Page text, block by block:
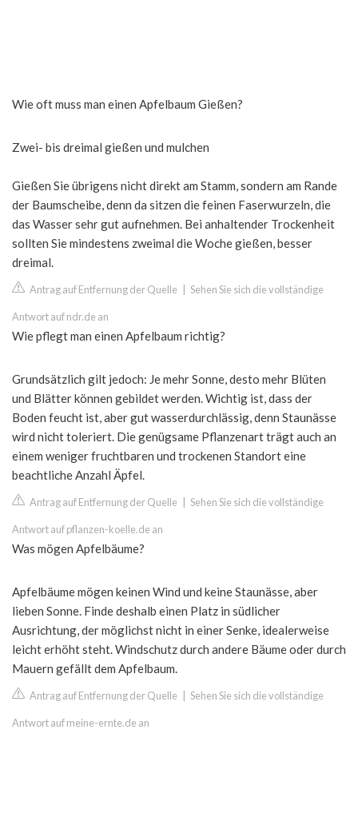
Wie oft muss man einen Apfelbaum Gießen?
Zwei- bis dreimal gießen und mulchen
Gießen Sie übrigens nicht direkt am Stamm, sondern am Rande
der Baumscheibe, denn da sitzen die feinen Faserwurzeln, die
das Wasser sehr gut aufnehmen. Bei anhaltender Trockenheit
sollten Sie mindestens zweimal die Woche gießen, besser
dreimal.
Antrag auf Entfernung der Quelle Sehen Sie sich die vollständige
Antwort auf ndr.de an
Wie pflegt man einen Apfelbaum richtig?
Grundsätzlich gilt jedoch: Je mehr Sonne, desto mehr Blüten
und Blätter können gebildet werden. Wichtig ist, dass der
Boden feucht ist, aber gut wasserdurchlässig, denn Staunässe
wird nicht toleriert. Die genügsame Pflanzenart trägt auch an
einem weniger fruchtbaren und trockenen Standort eine
beachtliche Anzahl Äpfel.
Antrag auf Entfernung der Quelle Sehen Sie sich die vollständige
Antwort auf pflanzen-koelle.de an
Was mögen Apfelbäume?
Apfelbäume mögen keinen Wind und keine Staunässe, aber
lieben Sonne. Finde deshalb einen Platz in südlicher
Ausrichtung, der möglichst nicht in einer Senke, idealerweise
leicht erhöht steht. Windschutz durch andere Bäume oder durch
Mauern gefällt dem Apfelbaum.
Antrag auf Entfernung der Quelle Sehen Sie sich die vollständige
Antwort auf meine-ernte.de an